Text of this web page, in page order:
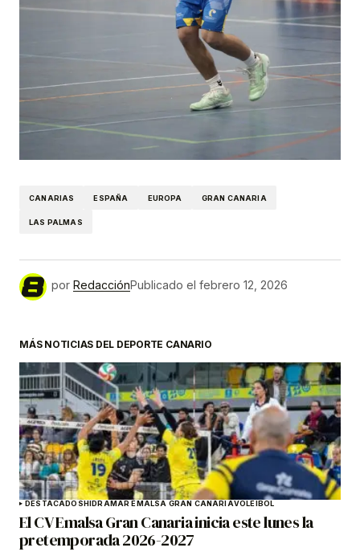
CANARIAS ESPAÑA EUROPA GRAN CANARIA
LAS PALMAS
por RedacciónPublicado el febrero 12, 2026
MÁS NOTICIAS DEL DEPORTE CANARIO
DESTACADOSHIDRAMAR EMALSA GRAN CANARIAVOLEIBOL
El CV Emalsa Gran Canaria inicia este lunes la
pretemporada 2026-2027